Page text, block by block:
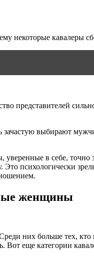
некоторые кавалеры
представителей
выбирают
в себе, точно
Это психологически
женщины
них больше тех,
Вот еще категории